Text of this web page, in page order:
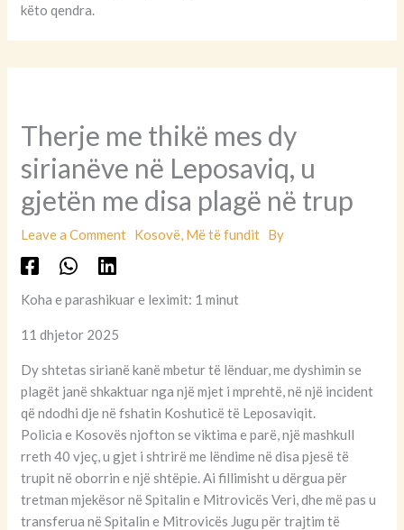
këto qendra.
Therje me thikë mes dy
sirianëve në Leposaviq, u
gjetën me disa plagë në trup
Leave a Comment Kosovë, Më të fundit By
Koha e parashikuar e leximit: 1 minut
11 dhjetor 2025
Dy shtetas sirianë kanë mbetur të lënduar, me dyshimin se
plagët janë shkaktuar nga një mjet i mprehtë, në një incident
që ndodhi dje në fshatin Koshuticë të Leposaviqit.
Policia e Kosovës njofton se viktima e parë, një mashkull
rreth 40 vjeç, u gjet i shtrirë me lëndime në disa pjesë të
trupit në oborrin e një shtëpie. Ai fillimisht u dërgua për
tretman mjekësor në Spitalin e Mitrovicës Veri, dhe më pas u
transferua në Spitalin e Mitrovicës Jugu për trajtim të